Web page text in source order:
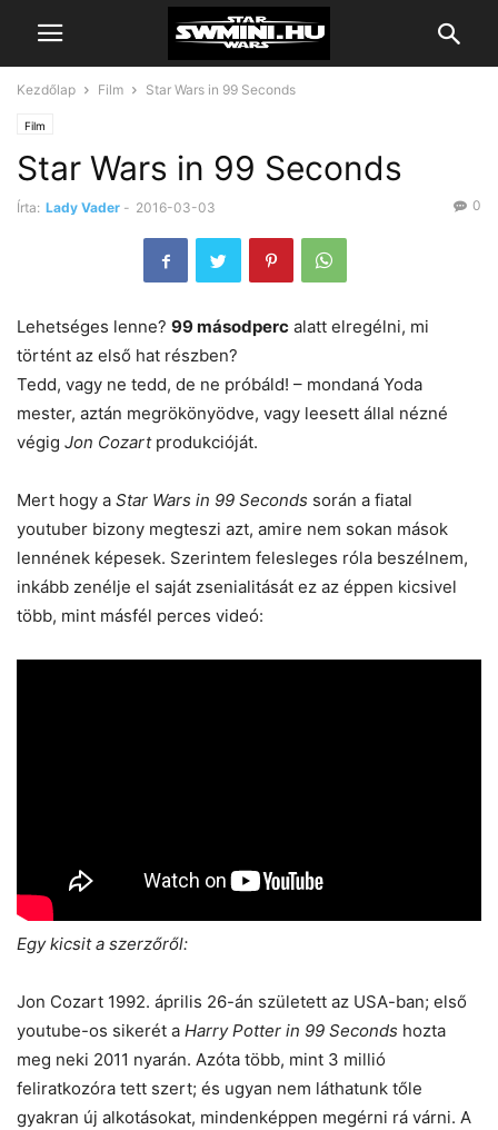
Kezdőlap Film Star Wars in 99 Seconds
Film
Star Wars in 99 Seconds
Írta: Lady Vader - 2016-03-03 0
Lehetséges lenne? 99 másodperc alatt elregélni, mi
történt az első hat részben?
Tedd, vagy ne tedd, de ne próbáld! – mondaná Yoda
mester, aztán megrökönyödve, vagy leesett állal nézné
végig Jon Cozartprodukcióját.
Mert hogy a Star Wars in 99 Seconds során a fiatal
youtuber bizony megteszi azt, amire nem sokan mások
lennének képesek. Szerintem felesleges róla beszélnem,
inkább zenélje el saját zsenialitását ez az éppen kicsivel
több, mint másfél perces videó:
Egy kicsit a szerzőről:
Jon Cozart 1992. április 26-án született az USA-ban; első
youtube-os sikerét a Harry Potter in 99 Seconds hozta
meg neki 2011 nyarán. Azóta több, mint 3 millió
feliratkozóra tett szert; és ugyan nem láthatunk tőle
gyakran új alkotásokat, mindenképpen megérni rá várni. A